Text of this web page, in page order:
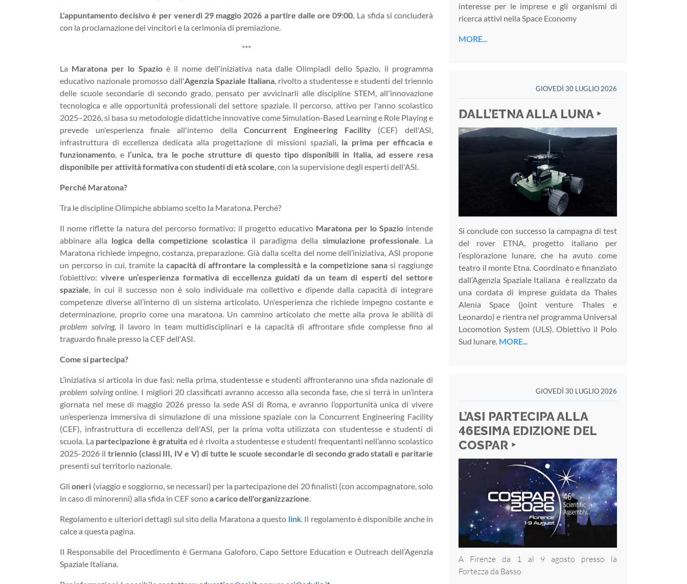
L'appuntamento decisivo è per venerdì 29 maggio 2026 a partire dalle ore 09:00. La sfida si concluderà
con la proclamazione dei vincitori e la cerimonia di premiazione.
***
La Maratona per lo Spazioè il nome dell'iniziativa nata dalle Olimpiadi dello Spazio, il programma
educativo nazionale promosso dall'Agenzia Spaziale Italiana, rivolto a studentesse e studenti del triennio
delle scuole secondarie di secondo grado, pensato per avvicinarli alle discipline STEM, all'innovazione
tecnologica e alle opportunità professionali del settore spaziale. Il percorso, attivo per l'anno scolastico
2025–2026, si basa su metodologie didattiche innovative come Simulation-Based Learning e Role Playing e
prevede un'esperienza finale all'interno dellaConcurrent Engineering Facility(CEF) dell'ASI,
infrastruttura di eccellenza dedicata alla progettazione di missioni spaziali, la prima per efficacia e
funzionamento, e l’unica, tra le poche strutture di questo tipo disponibili in Italia, ad essere resa
disponibile per attività formativa con studenti di età scolare, con la supervisione degli esperti dell'ASI.
Perché Maratona?
Tra le discipline Olimpiche abbiamo scelto la Maratona. Perché?
Il nome riflette la natura del percorso formativo: il progetto educativo Maratona per lo Spaziointende
abbinare alla logica della competizione scolasticail paradigma della simulazione professionale. La
Maratona richiede impegno, costanza, preparazione. Già dalla scelta del nome dell’iniziativa, ASI propone
un percorso in cui, tramite la capacità di affrontare la complessità e la competizione sana si raggiunge
l’obiettivo:vivere un’esperienza formativa di eccellenza guidati da un team di esperti del settore
spaziale, in cui il successo non è solo individuale ma collettivo e dipende dalla capacità di integrare
competenze diverse all’interno di un sistema articolato. Un'esperienza che richiede impegno costante e
determinazione, proprio come una maratona. Un cammino articolato che mette alla prova le abilità di
problem solving, il lavoro in team multidisciplinari e la capacità di affrontare sfide complesse fino al
traguardo finale presso la CEF dell'ASI.
Come si partecipa?
L’iniziativa si articola in due fasi: nella prima, studentesse e studenti affronteranno una sfida nazionale di
problem solvingonline. I migliori 20 classificati avranno accesso alla seconda fase, che si terrà in un’intera
giornata nel mese di maggio 2026 presso la sede ASI di Roma, e avranno l’opportunità unica di vivere
un’esperienza immersiva di simulazione di una missione spaziale con la Concurrent Engineering Facility
(CEF), infrastruttura di eccellenza dell'ASI, per la prima volta utilizzata con studentesse e studenti di
scuola. La partecipazione è gratuita ed è rivolta a studentesse e studenti frequentanti nell’anno scolastico
2025-2026 il triennio (classi III, IV e V) di tutte le scuole secondarie di secondo grado statali e paritarie
presenti sul territorio nazionale.
Glioneri (viaggio e soggiorno, se necessari) per la partecipazione dei 20 finalisti (con accompagnatore, solo
in caso di minorenni) alla sfida in CEF sonoa carico dell'organizzazione.
Regolamento e ulteriori dettagli sul sito della Maratona a questo link. Il regolamento è disponibile anche in
calce a questa pagina.
Il Responsabile del Procedimento è Germana Galoforo, Capo Settore Education e Outreach dell’Agenzia
Spaziale Italiana.
interesse per le imprese e gli organismi di
ricerca attivi nella Space Economy
MORE...
GIOVEDÌ 30 LUGLIO 2026
DALL’ETNA ALLA LUNA ‣
Si conclude con successo la campagna di test
del rover ETNA, progetto italiano per
l’esplorazione lunare, che ha avuto come
teatro il monte Etna. Coordinato e finanziato
dall’Agenzia Spaziale Italiana è realizzato da
una cordata di imprese guidata da Thales
Alenia Space (joint venture Thales e
Leonardo) e rientra nel programma Universal
Locomotion System (ULS). Obiettivo il Polo
Sud lunare. MORE...
GIOVEDÌ 30 LUGLIO 2026
L’ASI PARTECIPA ALLA
46ESIMA EDIZIONE DEL
COSPAR ‣
A Firenze da 1 al 9 agosto presso la
Fortezza da Basso